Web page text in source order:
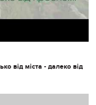
від міста - далеко від